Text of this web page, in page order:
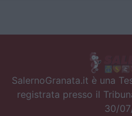
SalernoGranata.it è una
registrata presso il
30/